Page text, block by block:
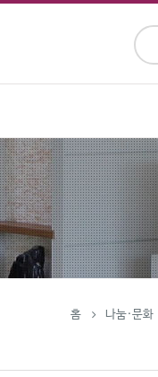
홈 나눔·문화